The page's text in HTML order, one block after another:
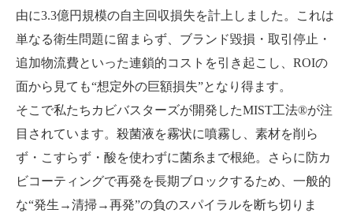
由に3.3億円規模の自主回収損失を計上しました。これは
単なる衛生問題に留まらず、ブランド毀損・取引停止・
追加物流費といった連鎖的コストを引き起こし、ROIの
面から見ても“想定外の巨額損失”となり得ます。
そこで私たちカビバスターズが開発したMIST工法®が注
目されています。殺菌液を霧状に噴霧し、素材を削ら
ず・こすらず・酸を使わずに菌糸まで根絶。さらに防カ
ビコーティングで再発を長期ブロックするため、一般的
な“発生→清掃→再発”の負のスパイラルを断ち切りま